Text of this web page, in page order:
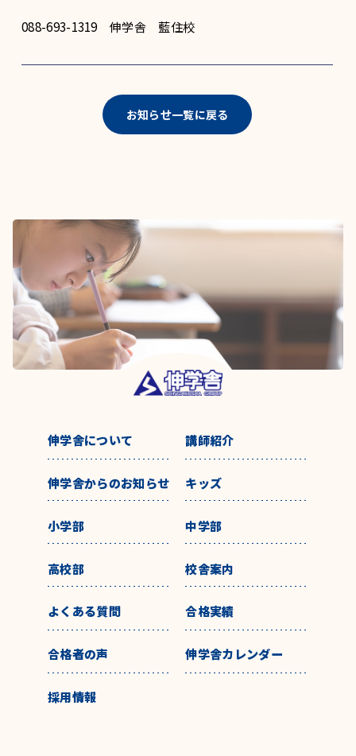
088-693-1319 伸学舎 藍住校
お知らせ一覧に戻る
伸学舎について 講師紹介
伸学舎からのお知らせ キッズ
小学部 中学部
高校部 校舎案内
よくある質問 合格実績
合格者の声 伸学舎カレンダー
採用情報